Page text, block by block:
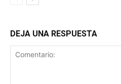
DEJA UNA RESPUESTA